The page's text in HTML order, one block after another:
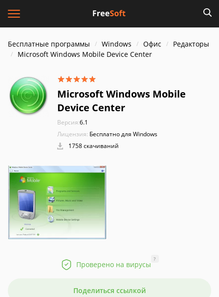
Бесплатные программы Windows Офис
Редакторы
Microsoft Windows Mobile Device Center
Microsoft Windows Mobile
Device Center
Версия:6.1
Лицензия: Бесплатно для Windows
1758 скачиваний
Проверено на вирусы
?
Поделиться ссылкой